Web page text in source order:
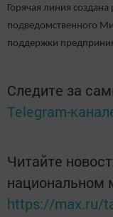
Горячая линия
подведомственного
поддержки
Следите за
Telegram-
Читайте
национальном
https://max.ru/